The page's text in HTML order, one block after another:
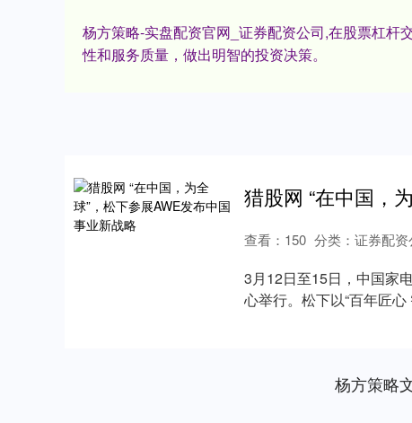
杨方策略-实盘配资官网_证券配资公司,在股票杠杆
性和服务质量，做出明智的投资决策。
查看： 150 分类： 证券配资
3月12日至15日，中国家
心举行。松下以“百年匠心
杨方策略